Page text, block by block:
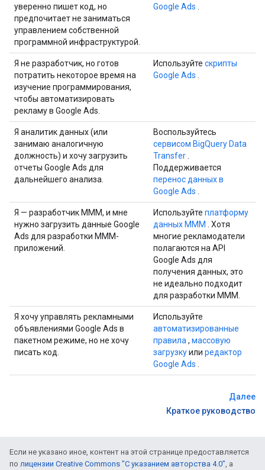
уверенно пишет код, но
предпочитает не заниматься
управлением собственной
программной инфраструктурой.
Google Ads
Я не разработчик, но готов
потратить некоторое время на
изучение программирования,
чтобы автоматизировать
рекламу в Google Ads.
Используйте скрипты
Google Ads
Я аналитик данных (или
занимаю аналогичную
должность) и хочу загрузить
отчеты Google Ads для
дальнейшего анализа.
Воспользуйтесь
сервисом BigQuery Data
Transfer
Поддерживается
перенос данных в
Google Ads
Я — разработчик MMM, и мне
нужно загрузить данные Google
Ads для разработки MMM-
приложений.
Используйте платформу
данных MMM
. Хотя
многие рекламодатели
полагаются на API
Google Ads для
получения данных, это
не идеально подходит
для разработки MMM.
Я хочу управлять рекламными
объявлениями Google Ads в
пакетном режиме, но не хочу
писать код.
Используйте
автоматизированные
правила , массовую
загрузкуили редактор
Google Ads
Далее
Краткое руководство
Если не указано иное, контент на этой странице предоставляется
по лицензии Creative Commons "С указанием авторства 4.0", а